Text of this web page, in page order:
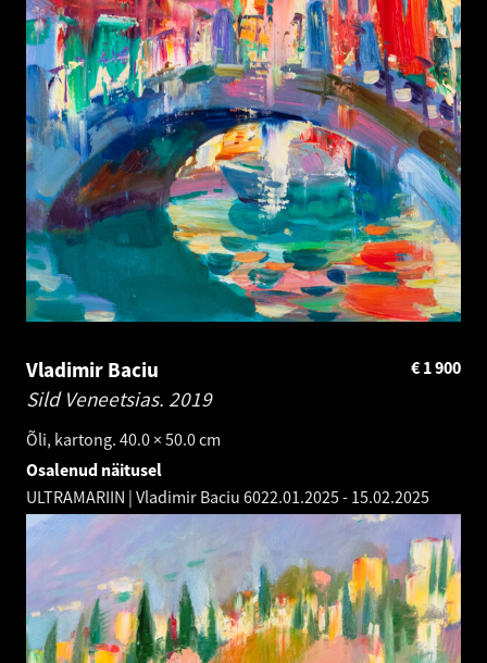
Vladimir Baciu
Sild Veneetsias. 2019
Õli, kartong. 40.0 × 50.0 cm
1 900
€
Osalenud näitusel
ULTRAMARIIN | Vladimir Baciu 6022.01.2025- 15.02.2025